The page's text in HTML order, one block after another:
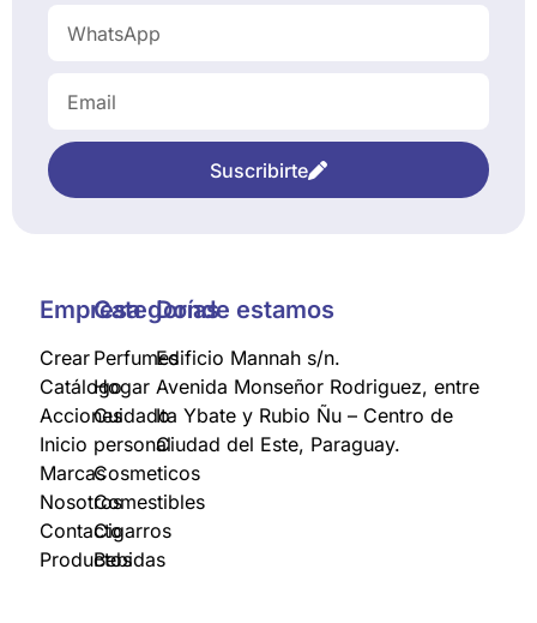
Suscribirte
Empresa
Crear
Catálogo
Acciones
Inicio
Marcas
Nosotros
Contacto
Productos
Categorías
Perfumes
Hogar
Cuidado
personal
Cosmeticos
Comestibles
Cigarros
Bebidas
Donde estamos
Edificio Mannah s/n.
Avenida Monseñor Rodriguez, entre
Ita Ybate y Rubio Ñu – Centro de
Ciudad del Este, Paraguay.